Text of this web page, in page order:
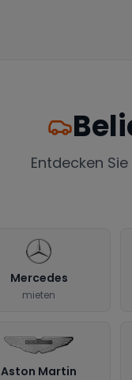
Entdecken
Mercedes
mieten
Aston Martin